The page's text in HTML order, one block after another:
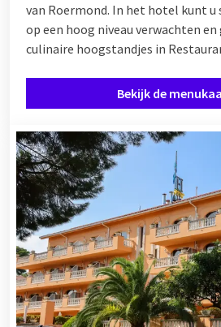
van Roermond. In het hotel kunt u
op een hoog niveau verwachten
culinaire hoogstandjes in
Bekijk de